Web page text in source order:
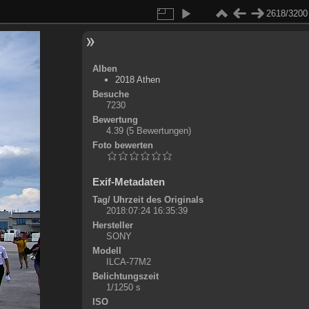
2618/3200
Alben
2018 Athen
Besuche
7230
Bewertung
4.39 (5 Bewertungen)
Foto bewerten
Exif-Metadaten
Tag/ Uhrzeit des Originals
2018:07:24 16:35:39
Hersteller
SONY
Modell
ILCA-77M2
Belichtungszeit
1/1250 s
ISO